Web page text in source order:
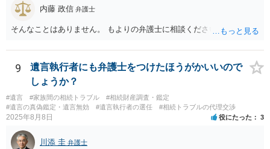
内藤 政信 弁護士
そんなことはありません。 もよりの弁護士に相談ください。
9
遺言執行者にも弁護士をつけたほうがかいいので
しょうか？
#遺言 #家族間の相続トラブル
#相続財産調査・鑑定
#遺言の真偽鑑定・遺言無効
#遺言執行者の選任 #相続トラブルの代理交渉
2025年8月8日 役にたった 3
川添 圭 弁護士